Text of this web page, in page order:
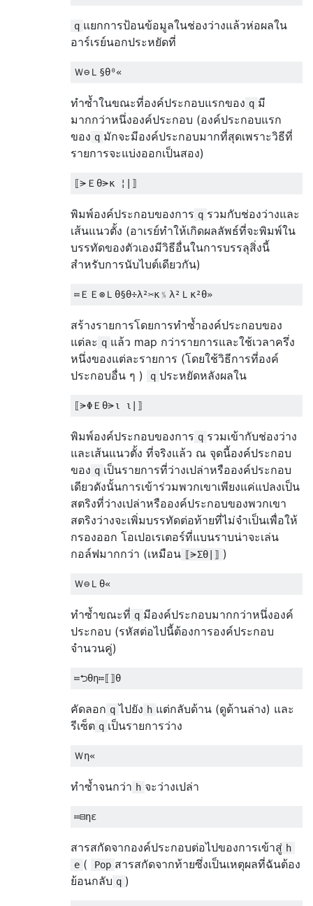
q แยกการป้อนข้อมูลในช่องว่างแล้วห่อผลใน
อาร์เรย์นอกประหยัดที่
ทำซ้ำในขณะที่องค์ประกอบแรกของ q มี
มากกว่าหนึ่งองค์ประกอบ (องค์ประกอบแรก
ของ q มักจะมีองค์ประกอบมากที่สุดเพราะวิธีที่
รายการจะแบ่งออกเป็นสอง)
พิมพ์องค์ประกอบของการ q รวมกับช่องว่างและ
เส้นแนวตั้ง (อาเรย์ทำให้เกิดผลลัพธ์ที่จะพิมพ์ใน
บรรทัดของตัวเองมีวิธีอื่นในการบรรลุสิ่งนี้
สำหรับการนับไบต์เดียวกัน)
สร้างรายการโดยการทำซ้ำองค์ประกอบของ
แต่ละ q แล้ว map กว่ารายการและใช้เวลาครึ่ง
หนึ่งของแต่ละรายการ (โดยใช้วิธีการที่องค์
ประกอบอื่น ๆ )
q ประหยัดหลังผลใน
พิมพ์องค์ประกอบของการ q รวมเข้ากับช่องว่าง
และเส้นแนวตั้ง ที่จริงแล้ว ณ จุดนี้องค์ประกอบ
ของ q เป็นรายการที่ว่างเปล่าหรือองค์ประกอบ
เดียวดังนั้นการเข้าร่วมพวกเขาเพียงแค่แปลงเป็น
สตริงที่ว่างเปล่าหรือองค์ประกอบของพวกเขา
สตริงว่างจะเพิ่มบรรทัดต่อท้ายที่ไม่จำเป็นเพื่อให้
กรองออก โอเปอเรเตอร์ที่แบนราบน่าจะเล่น
กอล์ฟมากกว่า (เหมือน ⟦⪫Σθ|⟧ )
ทำซ้ำขณะที่ q มีองค์ประกอบมากกว่าหนึ่งองค์
ประกอบ (รหัสต่อไปนี้ต้องการองค์ประกอบ
จำนวนคู่)
คัดลอก q ไปยัง h แต่กลับด้าน (ดูด้านล่าง) และ
รีเซ็ต q เป็นรายการว่าง
ทำซ้ำจนกว่า h จะว่างเปล่า
สารสกัดจากองค์ประกอบต่อไปของการเข้าสู่ h
e ( Pop สารสกัดจากท้ายซึ่งเป็นเหตุผลที่ฉันต้อง
ย้อนกลับ q )